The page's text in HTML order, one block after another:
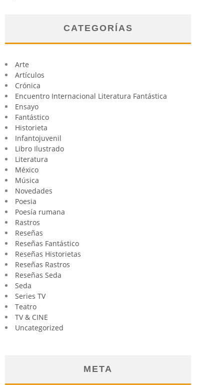
CATEGORÍAS
Arte
Artículos
Crónica
Encuentro Internacional Literatura Fantástica
Ensayo
Fantástico
Historieta
Infantojuvenil
Libro Ilustrado
Literatura
México
Música
Novedades
Poesia
Poesía rumana
Rastros
Reseñas
Reseñas Fantástico
Reseñas Historietas
Reseñas Rastros
Reseñas Seda
Seda
Series TV
Teatro
TV & CINE
Uncategorized
META